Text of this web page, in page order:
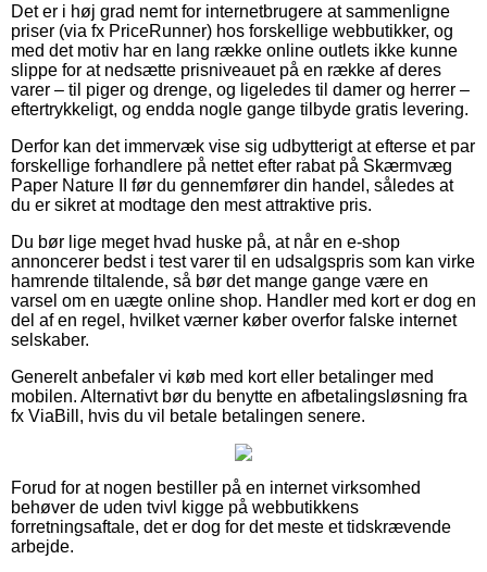
Det er i høj grad nemt for internetbrugere at sammenligne
priser (via fx PriceRunner) hos forskellige webbutikker, og
med det motiv har en lang række online outlets ikke kunne
slippe for at nedsætte prisniveauet på en række af deres
varer – til piger og drenge, og ligeledes til damer og herrer –
eftertrykkeligt, og endda nogle gange tilbyde gratis levering.
Derfor kan det immervæk vise sig udbytterigt at efterse et par
forskellige forhandlere på nettet efter rabat på Skærmvæg
Paper Nature II før du gennemfører din handel, således at
du er sikret at modtage den mest attraktive pris.
Du bør lige meget hvad huske på, at når en e-shop
annoncerer bedst i test varer til en udsalgspris som kan virke
hamrende tiltalende, så bør det mange gange være en
varsel om en uægte online shop. Handler med kort er dog en
del af en regel, hvilket værner køber overfor falske internet
selskaber.
Generelt anbefaler vi køb med kort eller betalinger med
mobilen. Alternativt bør du benytte en afbetalingsløsning fra
fx ViaBill, hvis du vil betale betalingen senere.
Forud for at nogen bestiller på en internet virksomhed
behøver de uden tvivl kigge på webbutikkens
forretningsaftale, det er dog for det meste et tidskrævende
arbejde.